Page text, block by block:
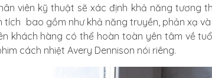
viên kỹ thuật sẽ xác định khả năng tương
tích bao gồm như khả năng truyền, phản xạ
khách hàng có thể hoàn toàn yên tâm về
cách nhiệt Avery Dennison nói riêng.